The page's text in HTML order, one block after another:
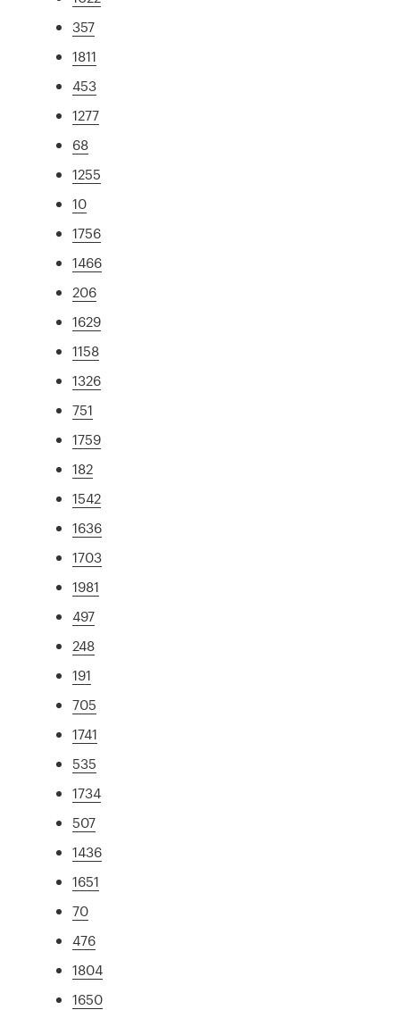
357
1811
453
1277
68
1255
10
1756
1466
206
1629
1158
1326
751
1759
182
1542
1636
1703
1981
497
248
191
705
1741
535
1734
507
1436
1651
70
476
1804
1650